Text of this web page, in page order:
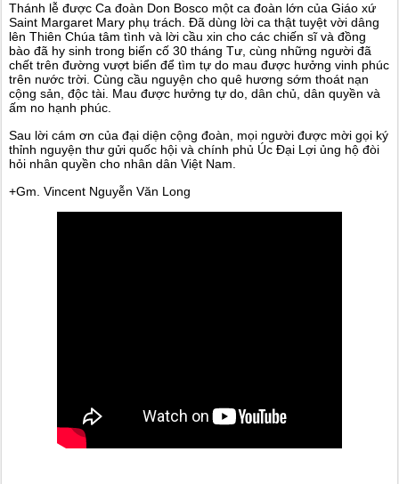
Thánh lễ được Ca đoàn Don Bosco một ca đoàn lớn của Giáo xứ
Saint Margaret Mary phụ trách. Đã dùng lời ca thật tuyệt vời dâng
lên Thiên Chúa tâm tình và lời cầu xin cho các chiến sĩ và đồng
bào đã hy sinh trong biến cố 30 tháng Tư, cùng những người đã
chết trên đường vượt biển để tìm tự do mau được hưởng vinh phúc
trên nước trời. Cùng cầu nguyện cho quê hương sớm thoát nạn
cộng sản, độc tài. Mau được hưởng tự do, dân chủ, dân quyền và
ấm no hạnh phúc.
Sau lời cám ơn của đại diện cộng đoàn, mọi người được mời gọi ký
thỉnh nguyện thư gửi quốc hội và chính phủ Úc Đại Lợi ủng hộ đòi
hỏi nhân quyền cho nhân dân Việt Nam.
+Gm. Vincent Nguyễn Văn Long